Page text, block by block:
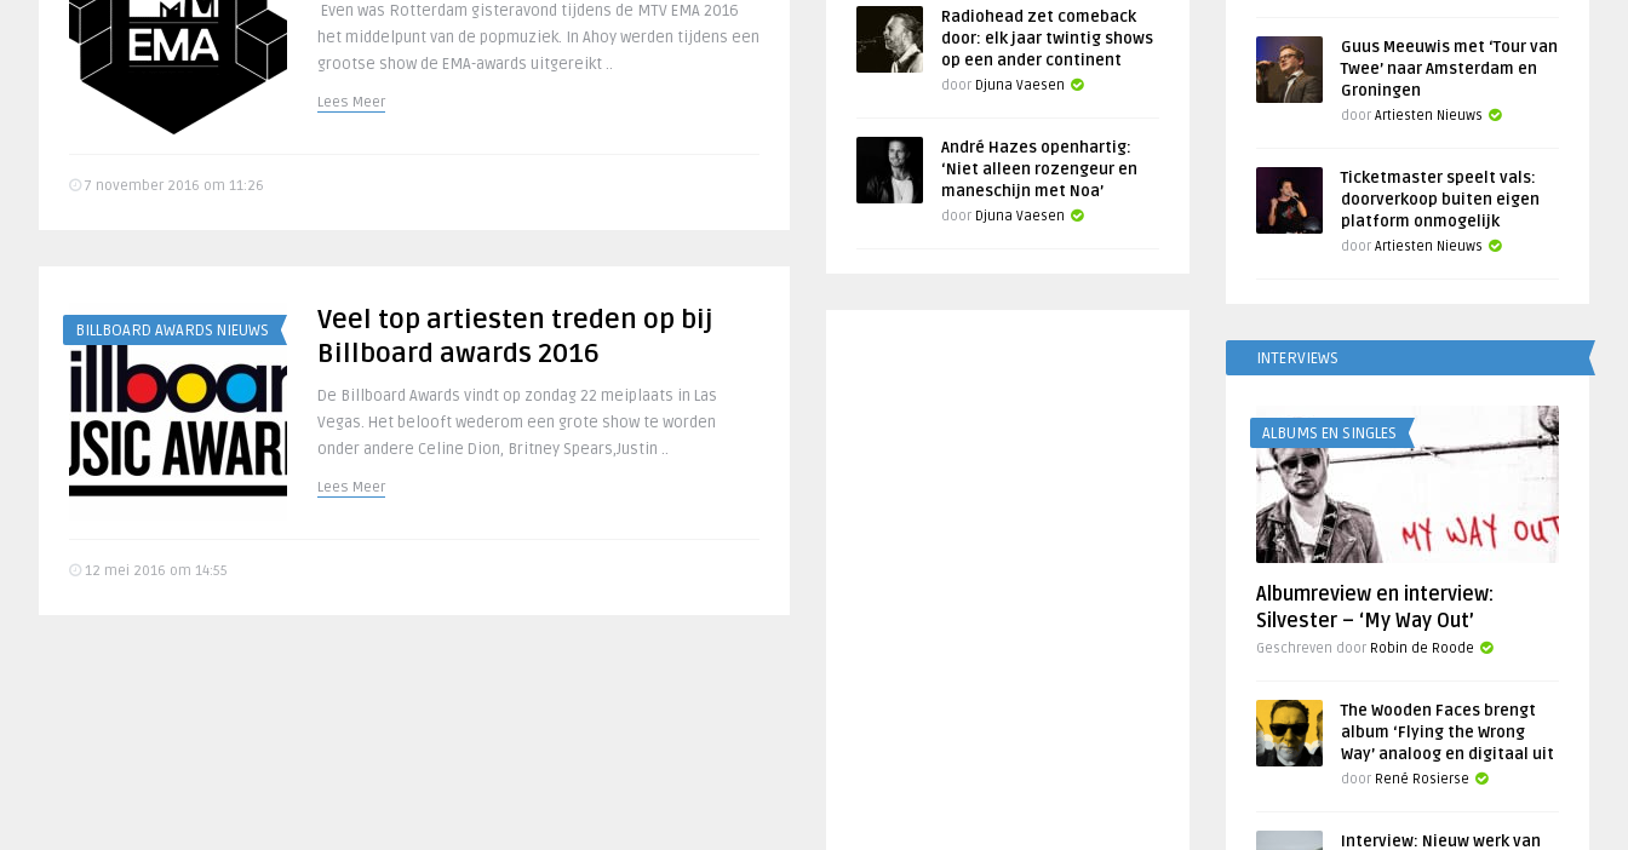
Even was Rotterdam gisteravond tijdens de MTV EMA 2016
het middelpunt van de popmuziek. In Ahoy werden tijdens een
grootse show de EMA-awards uitgereikt ..
Lees Meer
7 november 2016 om 11:26
BILLBOARD AWARDS NIEUWS
Veel top artiesten treden op bij
Billboard awards 2016
De Billboard Awards vindt op zondag 22 meiplaats in Las
Vegas. Het belooft wederom een grote show te worden
onder andere Celine Dion, Britney Spears,Justin ..
Lees Meer
12 mei 2016 om 14:55
Radiohead zet comeback
door: elk jaar twintig shows
op een ander continent
door Djuna Vaesen
André Hazes openhartig:
‘Niet alleen rozengeur en
maneschijn met Noa’
door Djuna Vaesen
Guus Meeuwis met ‘Tour van
Twee’ naar Amsterdam en
Groningen
door Artiesten Nieuws
Ticketmaster speelt vals:
doorverkoop buiten eigen
platform onmogelijk
door Artiesten Nieuws
INTERVIEWS
ALBUMS EN SINGLES
Albumreview en interview:
Silvester – ‘My Way Out’
Geschreven door Robin de Roode
The Wooden Faces brengt
album ‘Flying the Wrong
Way’ analoog en digitaal uit
door René Rosierse
Interview: Nieuw werk van